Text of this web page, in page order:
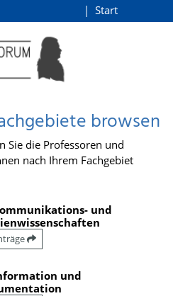
Start
browsen
Sie die Professoren und
nach Ihrem Fachgebiet
und
und